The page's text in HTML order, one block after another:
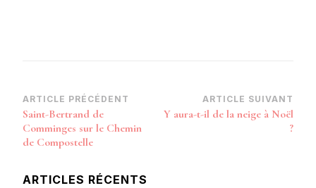
Navigation
d’article
ARTICLE PRÉCÉDENT
Saint-Bertrand de
Comminges sur le Chemin
de Compostelle
ARTICLE SUIVANT
Y aura-t-il de la neige à Noël
?
ARTICLES RÉCENTS